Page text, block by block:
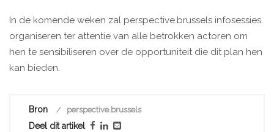
In de komende weken zal perspective.brussels infosessies
organiseren ter attentie van alle betrokken actoren om
hen te sensibiliseren over de opportuniteit die dit plan hen
kan bieden.
Bron perspective.brussels
Deel dit artikel